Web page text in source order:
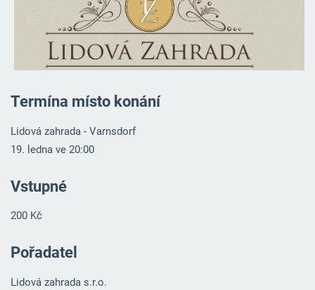
Termína místo konání
Lidová zahrada - Varnsdorf
19. ledna ve 20:00
Vstupné
200 Kč
Pořadatel
Lidová zahrada s.r.o.